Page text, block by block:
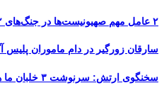
۲ عامل مهم صهیونیست‌ها در جنگ‌های ۱۲ روزه و ۴۰ روزه اعدام شدند
سارقان زورگیر در دام ماموران پلیس
سخنگوی ارتش: سرنوشت ۳ خلبان ما هنوز مشخص نیست